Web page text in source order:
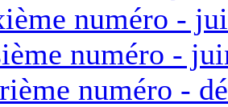
numéro -
numéro -
numéro -